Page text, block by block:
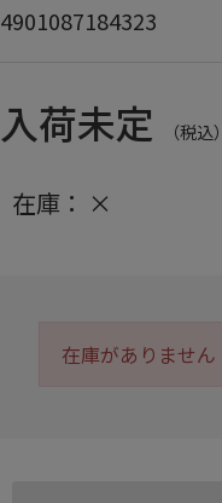
4901087184323
入荷未定 （税込
在庫： ×
在庫がありません